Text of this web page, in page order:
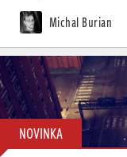
Michal Burian
NOVINKA